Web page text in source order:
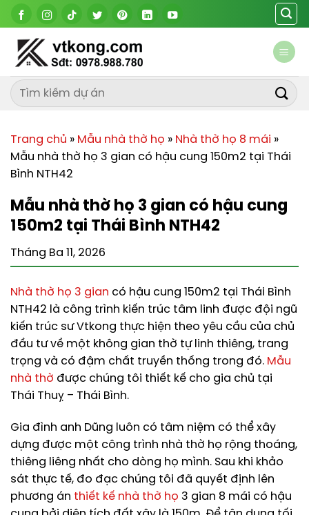
Chuyển
đến
dung
Trang chủ » Mẫu nhà thờ họ » Nhà thờ họ 8 mái »
Mẫu nhà thờ họ 3 gian có hậu cung 150m2 tại Thái
Bình NTH42
Mẫu nhà thờ họ 3 gian có hậu cung
150m2 tại Thái Bình NTH42
Tháng Ba 11, 2026
Nhà thờ họ 3 gian có hậu cung 150m2 tại Thái Bình
NTH42 là công trình kiến trúc tâm linh được đội ngũ
kiến trúc sư Vtkong thực hiện theo yêu cầu của chủ
đầu tư về một không gian thờ tự linh thiêng, trang
trọng và có đậm chất truyền thống trong đó. Mẫu
nhà thờ được chúng tôi thiết kế cho gia chủ tại
Thái Thuỵ – Thái Bình.
Gia đình anh Dũng luôn có tâm niệm có thể xây
dựng được một công trình nhà thờ họ rộng thoáng,
thiêng liêng nhất cho dòng họ mình. Sau khi khảo
sát thực tế, đo đạc chúng tôi đã quyết định lên
phương án thiết kế nhà thờ họ 3 gian 8 mái có hậu